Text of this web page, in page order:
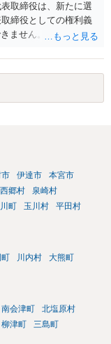
取締役は、新たに選
締役としての権利義
ません。 ③金融機関
あっても、第三者か
法429条１項）。
市 伊達市
本宮市
西郷村
泉崎村
町 玉川村
平田村
川内村
大熊町
南会津町
北塩原村
柳津町
三島町